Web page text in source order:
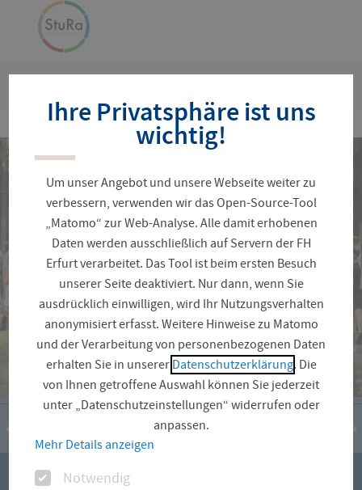
Startseite
überspringen
sind
hier:
›
Sommerfest 2025
Ihre Privatsphäre ist uns
wichtig!
Um unser Angebot und unsere Webseite weiter zu
verbessern, verwenden wir das Open-Source-Tool
„Matomo“ zur Web-Analyse. Alle damit erhobenen
Daten werden ausschließlich auf Servern der FH
Erfurt verarbeitet. Das Tool ist beim ersten Besuch
unserer Seite deaktiviert. Nur dann, wenn Sie
ausdrücklich einwilligen, wird Ihr Nutzungsverhalten
anonymisiert erfasst. Weitere Hinweise zu Matomo
und der Verarbeitung von personenbezogenen Daten
erhalten Sie in unserer Datenschutzerklärung. Die
von Ihnen getroffene Auswahl können Sie jederzeit
unter „Datenschutzeinstellungen“ widerrufen oder
anpassen.
Mehr Details anzeigen
OptionenNotwendig